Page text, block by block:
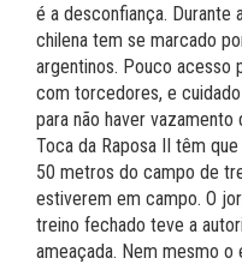
é a desconfiança. Durante
chilena tem se marcado
argentinos. Pouco acesso
com torcedores, e
para não haver
Toca da Raposa II têm
50 metros do campo de
estiverem em campo. O
treino fechado teve a
ameaçada. Nem mesmo